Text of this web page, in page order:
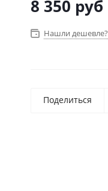
8 350 руб
Нашли дешевле?
Поделиться